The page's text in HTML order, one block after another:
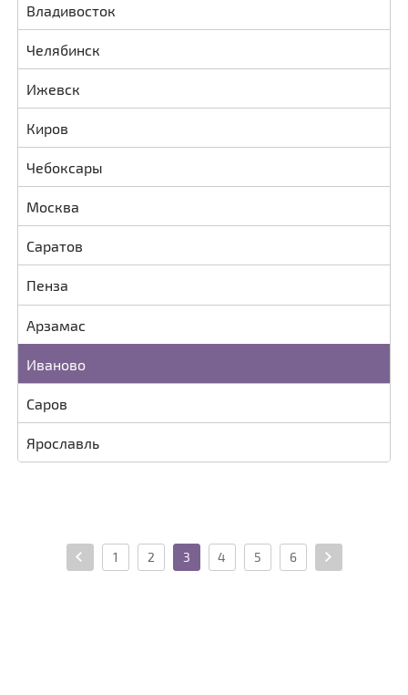
Владивосток
Челябинск
Ижевск
Киров
Чебоксары
Москва
Саратов
Пенза
Арзамас
Иваново
Саров
Ярославль
1 2 3 4 5 6